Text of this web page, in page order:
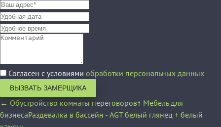
Согласен с условиями обработки персональных данных
ВЫЗВАТЬ ЗАМЕРЩИКА
← Обустройство комнаты переговоров↑ Мебель для
бизнесаРаздевалка в бассейн - AGT белый глянец + белый